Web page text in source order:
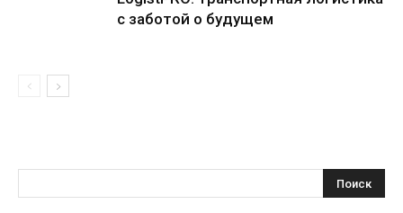
с заботой о будущем